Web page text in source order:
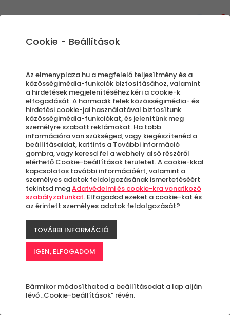
Kiállítások | Múzeumok |
ÉlményKözpontok
Egyedi és felejthetetlen kiállítások, múzeumok
és élményközpontok várnak ebben az
élménykategóriában. Születésnapra,
évfordulóra vagy esetleg egy hétvégi
kikapcsolóshoz keresel programot? Jó helyen
jársz.
Szűrők beállítása
Élmények
Cookie - Beállítások
Az elmenyplaza.hu a megfelelő teljesítmény és a
közösségimédia-funkciók biztosításához, valamint
a hirdetések megjelenítéséhez kéri a cookie-k
elfogadását. A harmadik felek közösségimédia- és
hirdetési cookie-jai használatával biztosítunk
közösségimédia-funkciókat, és jelenítünk meg
személyre szabott reklámokat. Ha több
információra van szükséged, vagy kiegészítenéd a
beállításaidat, kattints a További információ
gombra, vagy keresd fel a webhely alsó részéről
elérhető Cookie-beállítások területet. A cookie-kkal
kapcsolatos további információért, valamint a
személyes adatok feldolgozásának ismertetéséért
tekintsd megAdatvédelmi és cookie-kra vonatkozó
szabályzatunkat. Elfogadod ezeket a cookie-kat és
az érintett személyes adatok feldolgozását?
TOVÁBBI INFORMÁCIÓ
IGEN, ELFOGADOM
Bármikor módosíthatod a beállításodat a lap alján
lévő „Cookie-beállítások” révén.